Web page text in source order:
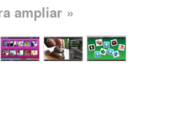
ampliar »